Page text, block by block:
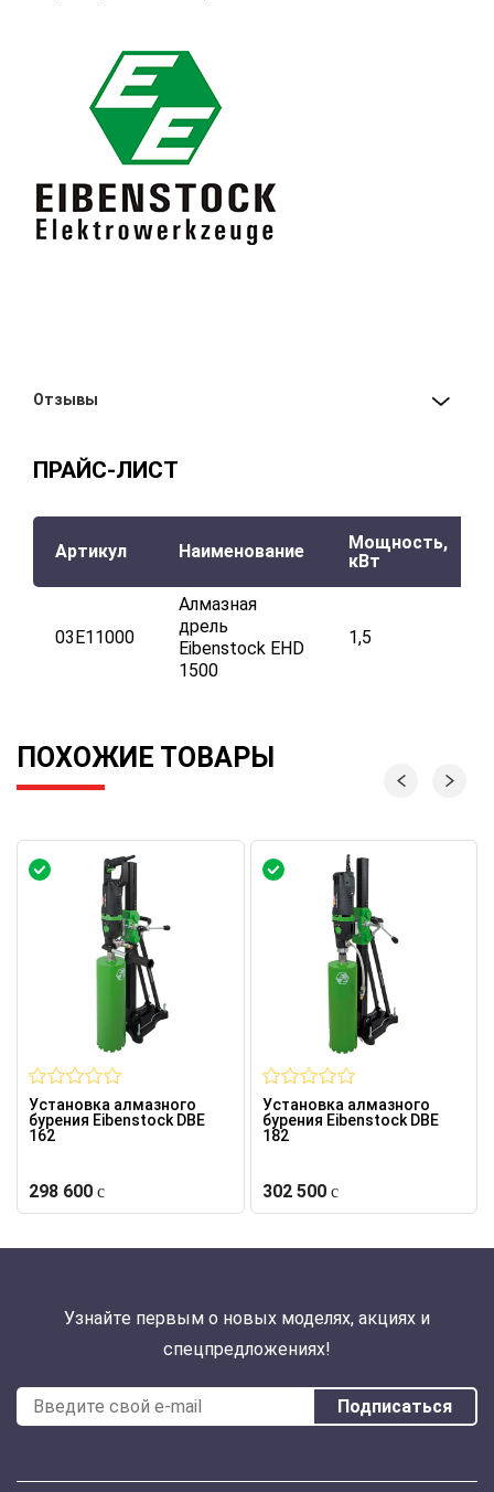
Отзывы
ПРАЙС-ЛИСТ
Артикул Наименование
Мощность,
кВт
03E11000
Алмазная
дрель
Eibenstock EHD
1500
1,5
ПОХОЖИЕ ТОВАРЫ
Установка алмазного
бурения Eibenstock DBE
162
298 600
Установка алмазного
бурения Eibenstock DBE
182
302 500
Узнайте первым о новых моделях, акциях и
спецпредложениях!
Подписаться